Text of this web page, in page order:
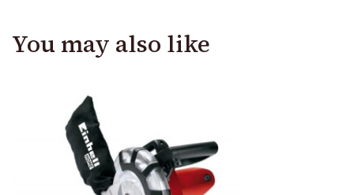
You may also like